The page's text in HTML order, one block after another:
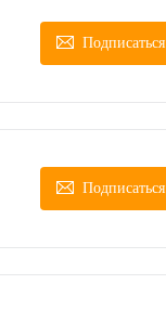
Подписаться
Подписаться